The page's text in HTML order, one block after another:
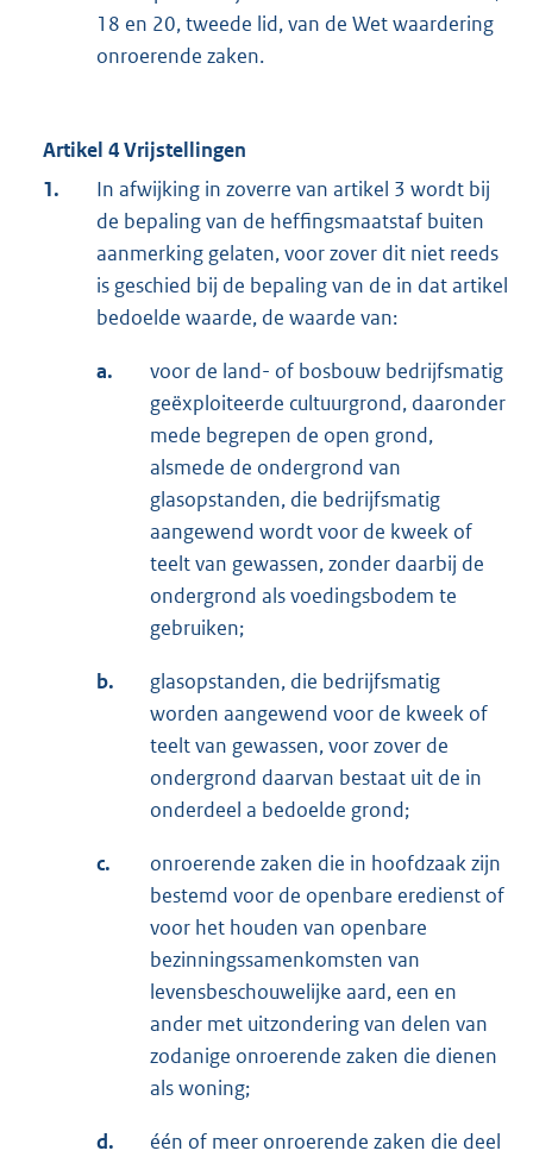
18 en 20, tweede lid, van de Wet waardering
onroerende zaken.
Artikel 4 Vrijstellingen
1.
In afwijking in zoverre van artikel 3 wordt bij
de bepaling van de heffingsmaatstaf buiten
aanmerking gelaten, voor zover dit niet reeds
is geschied bij de bepaling van de in dat artikel
bedoelde waarde, de waarde van:
a.
voor de land- of bosbouw bedrijfsmatig
geëxploiteerde cultuurgrond, daaronder
mede begrepen de open grond,
alsmede de ondergrond van
glasopstanden, die bedrijfsmatig
aangewend wordt voor de kweek of
teelt van gewassen, zonder daarbij de
ondergrond als voedingsbodem te
gebruiken;
b.
glasopstanden, die bedrijfsmatig
worden aangewend voor de kweek of
teelt van gewassen, voor zover de
ondergrond daarvan bestaat uit de in
onderdeel a bedoelde grond;
c.
onroerende zaken die in hoofdzaak zijn
bestemd voor de openbare eredienst of
voor het houden van openbare
bezinningssamenkomsten van
levensbeschouwelijke aard, een en
ander met uitzondering van delen van
zodanige onroerende zaken die dienen
als woning;
d.
één of meer onroerende zaken die deel